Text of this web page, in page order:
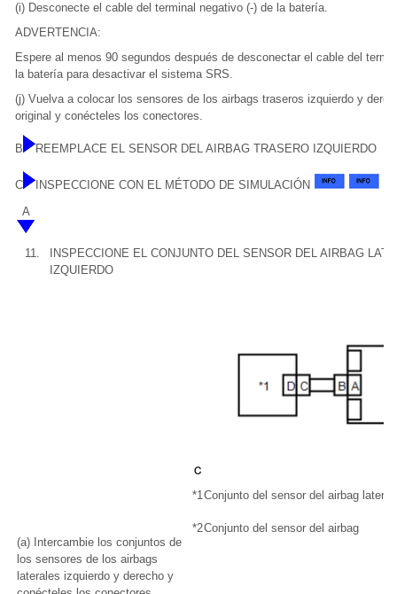
(i) Desconecte el cable del terminal negativo (-) de la batería.
ADVERTENCIA:
Espere al menos 90 segundos después de desconectar el cable del
la batería para desactivar el sistema SRS.
(j) Vuelva a colocar los sensores de los airbags traseros izquierdo y
original y conécteles los conectores.
B REEMPLACE EL SENSOR DEL AIRBAG TRASERO IZQUIERDO
C
INSPECCIONE CON EL MÉTODO DE SIMULACIÓN
A
11.
INSPECCIONE EL CONJUNTO DEL SENSOR DEL AIRBAG
IZQUIERDO
(a) Intercambie los conjuntos de
los sensores de los airbags
laterales izquierdo y derecho y
*1Conjunto del sensor del airbag lateral
*2Conjunto del sensor del airbag